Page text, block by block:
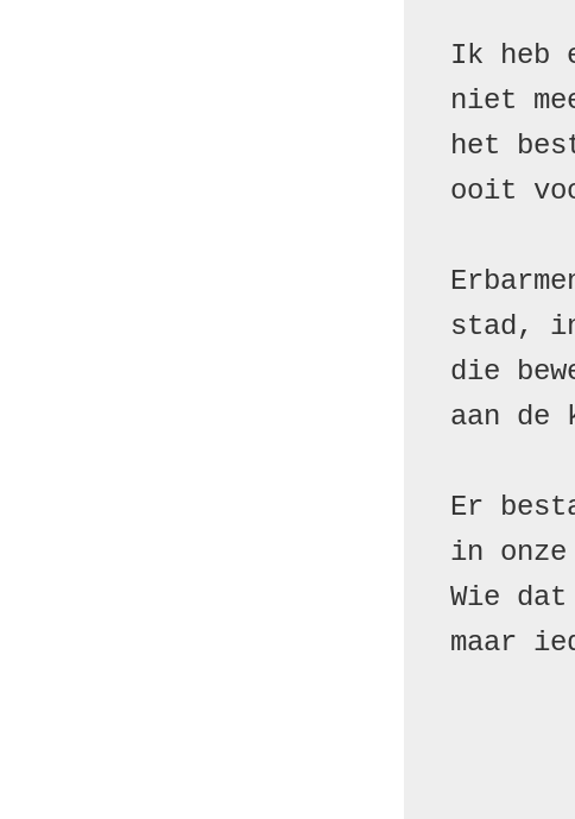
Ik heb
niet
het
ooit
stad,
die
aan de
Er
in
Wie
maar